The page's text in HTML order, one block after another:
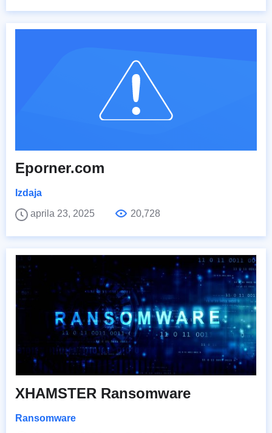
Eporner.com
Izdaja
aprila 23, 2025
20,728
XHAMSTER Ransomware
Ransomware